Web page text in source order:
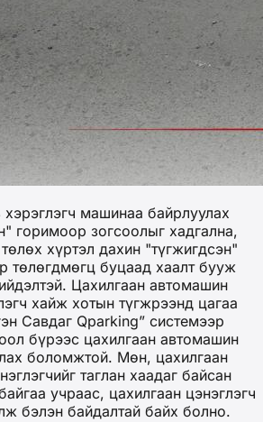
машинаа байрлуулах
горимоор зогсоолыг хадгална,
хүртэл дахин "түгжигдсэн"
төлөгдмөгц буцаад хаалт бууж
Цахилгаан автомашин
хайж хотын түгжрээнд цагаа
Савдаг Qparking” системээр
бүрээс цахилгаан автомашин
боломжтой. Мөн, цахилгаан
таглан хаадаг байсан
учраас, цахилгаан цэнэглэгч
бэлэн байдалтай байх болно.